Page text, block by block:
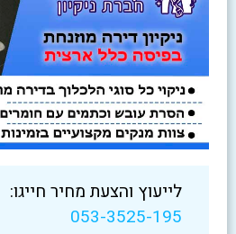
לייעוץ והצעת מחיר חייגו:
053-3525-195